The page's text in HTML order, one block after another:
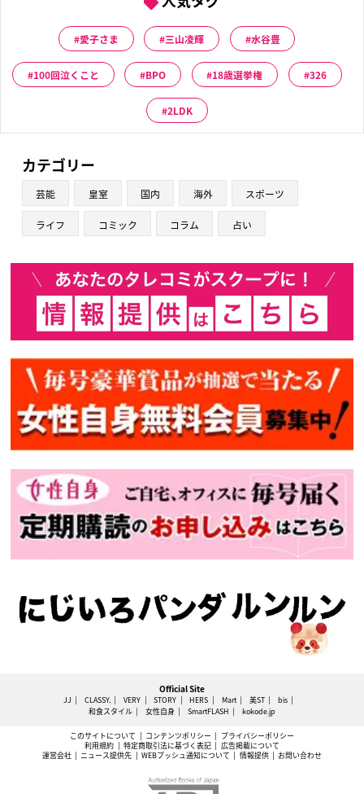
愛子さま 三山凌輝 水谷豊
100回泣くこと BPO 18歳選挙権 326
2LDK
カテゴリー
芸能 皇室 国内 海外 スポーツ
ライフ コミック コラム 占い
Official Site
JJ CLASSY. VERY STORY HERS Mart 美ST
bis
和食スタイル
女性自身 SmartFLASH kokode.jp
このサイトについて コンテンツポリシー
プライバシーポリシー
利用規約
特定商取引法に基づく表記
広告掲載について
運営会社
ニュース提供先 WEBプッシュ通知について 情報提供 お問い合わせ